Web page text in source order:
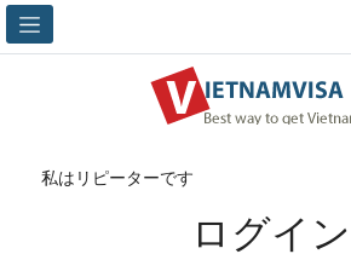
私はリピーターです
ログイン